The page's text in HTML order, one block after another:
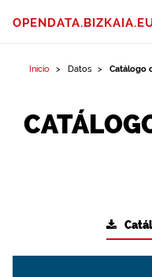
Inicio Datos Catálogo